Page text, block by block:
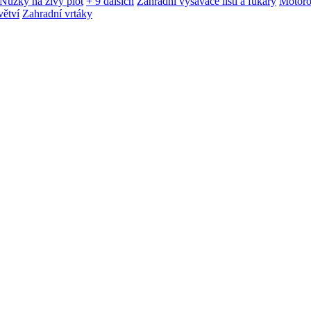
Zahradní vrtáky